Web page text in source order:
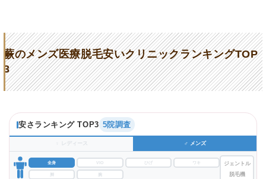
蕨のメンズ医療脱毛安いクリニックランキングTOP
3
安さランキング TOP3 5院調査
♀ レディース ♂ メンズ
全身 VIO ひげ ワキ
脚
ジェントル
脱毛機